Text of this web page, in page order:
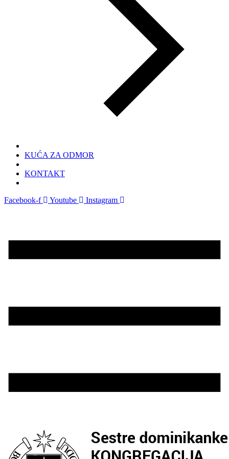
KUĆA ZA ODMOR
KONTAKT
Facebook-f Youtube Instagram